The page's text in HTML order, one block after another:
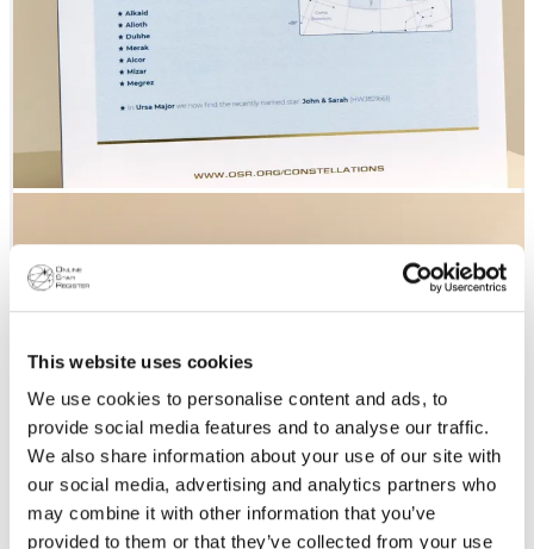
This website uses cookies
We use cookies to personalise content and ads, to
provide social media features and to analyse our traffic.
We also share information about your use of our site with
our social media, advertising and analytics partners who
may combine it with other information that you’ve
provided to them or that they’ve collected from your use